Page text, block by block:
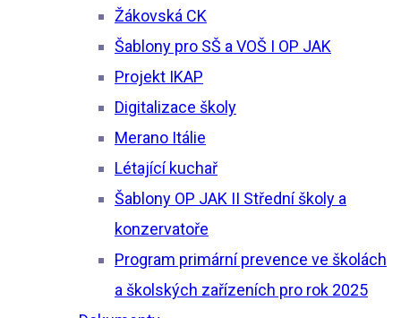
Žákovská CK
Šablony pro SŠ a VOŠ I OP JAK
Projekt IKAP
Digitalizace školy
Merano Itálie
Létající kuchař
Šablony OP JAK II Střední školy a
konzervatoře
Program primární prevence ve školách
a školských zařízeních pro rok 2025